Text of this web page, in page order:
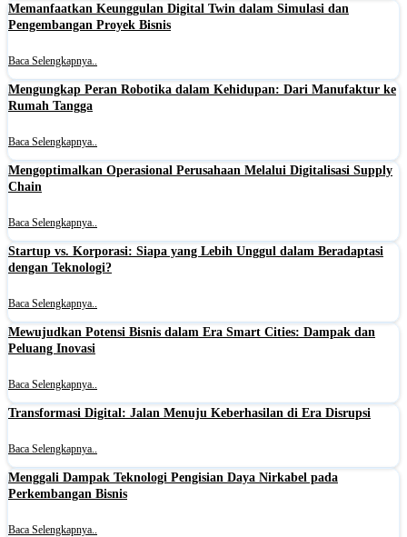
Memanfaatkan Keunggulan Digital Twin dalam Simulasi dan
Pengembangan Proyek Bisnis
Baca Selengkapnya..
Mengungkap Peran Robotika dalam Kehidupan: Dari Manufaktur ke
Rumah Tangga
Baca Selengkapnya..
Mengoptimalkan Operasional Perusahaan Melalui Digitalisasi Supply
Chain
Baca Selengkapnya..
Startup vs. Korporasi: Siapa yang Lebih Unggul dalam Beradaptasi
dengan Teknologi?
Baca Selengkapnya..
Mewujudkan Potensi Bisnis dalam Era Smart Cities: Dampak dan
Peluang Inovasi
Baca Selengkapnya..
Transformasi Digital: Jalan Menuju Keberhasilan di Era Disrupsi
Baca Selengkapnya..
Menggali Dampak Teknologi Pengisian Daya Nirkabel pada
Perkembangan Bisnis
Baca Selengkapnya..